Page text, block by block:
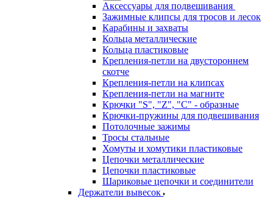
Аксессуары для подвешивания
Зажимные клипсы для тросов и лесок
Карабины и захваты
Кольца металлические
Кольца пластиковые
Крепления-петли на двустороннем
скотче
Крепления-петли на клипсах
Крепления-петли на магните
Крючки "S", "Z", "C" - образные
Крючки-пружины для подвешивания
Потолочные зажимы
Тросы стальные
Хомуты и хомутики пластиковые
Цепочки металлические
Цепочки пластиковые
Шариковые цепочки и соединители
Держатели вывесок